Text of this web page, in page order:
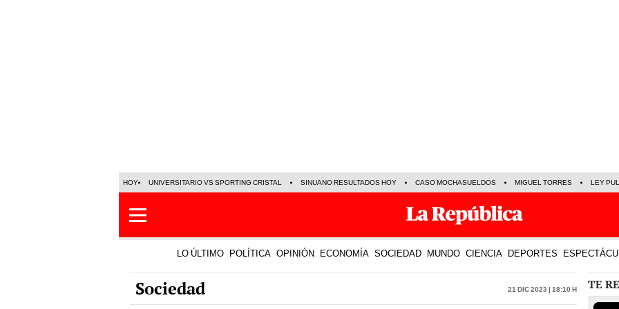
HOY UNIVERSITARIO VS SPORTING CRISTAL SINUANO RESULTADOS HOY CASO MOCHASUELDOS MIGUEL TORRES LEY
LO ÚLTIMO POLÍTICA OPINIÓN ECONOMÍA SOCIEDAD MUNDO CIENCIA DEPORTES
Sociedad 21 Dic 2023 | 18:10 h TE